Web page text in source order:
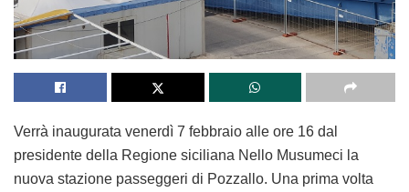
Verrà inaugurata venerdì 7 febbraio alle ore 16 dal
presidente della Regione siciliana Nello Musumeci la
nuova stazione passeggeri di Pozzallo. Una prima volta